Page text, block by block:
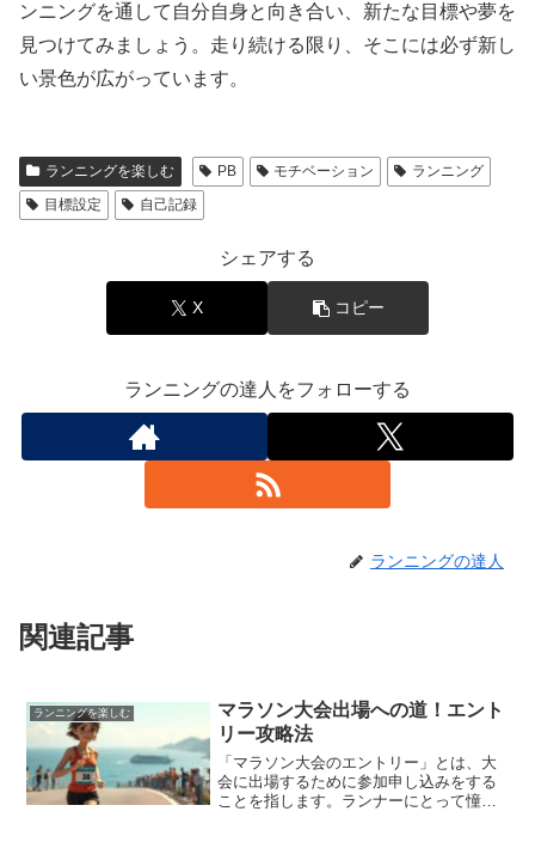
ンニングを通して自分自身と向き合い、新たな目標や夢を
見つけてみましょう。 走り続ける限り、そこには必ず新し
い景色が広がっています。
ランニングを楽しむ PB モチベーション
ランニング
目標設定
自己記録
シェアする
X コピー
ランニングの達人をフォローする
ランニングの達人
関連記事
ランニングを楽しむ
マラソン大会出場への道！エント
リー攻略法
「マラソン大会のエントリー」とは、大
会に出場するために参加申し込みをする
ことを指します。ランナーにとって憧れ